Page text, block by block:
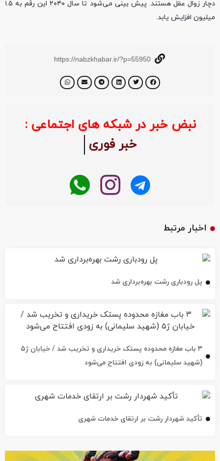
دچار زوال عقل هستند. پیش بینی می‌شود تا سال ۲۰۴۰ این رقم به ۱.۵
میلیون افزایش یابد.
https://nabzkhabar.ir/?p=55950
نبض خبر در شبکه های اجتماعی :
خبر فوری
اخبار مرتبط
پل رودباری رشت بهره‌برداری شد
۳ باب مغازه محدوده پستک خریداری و تخریب شد / خیابان ژ۵
(شهید سلیمانی) به زودی افتتاح می‌شود
تأکید شهردار رشت بر ارتقای خدمات شهری